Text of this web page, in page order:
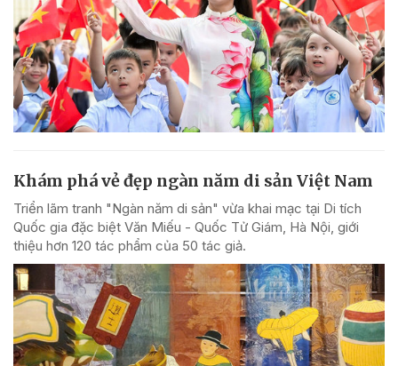
Khám phá vẻ đẹp ngàn năm di sản Việt Nam
Triển lãm tranh "Ngàn năm di sản" vừa khai mạc tại Di tích
Quốc gia đặc biệt Văn Miếu - Quốc Tử Giám, Hà Nội, giới
thiệu hơn 120 tác phẩm của 50 tác giả.